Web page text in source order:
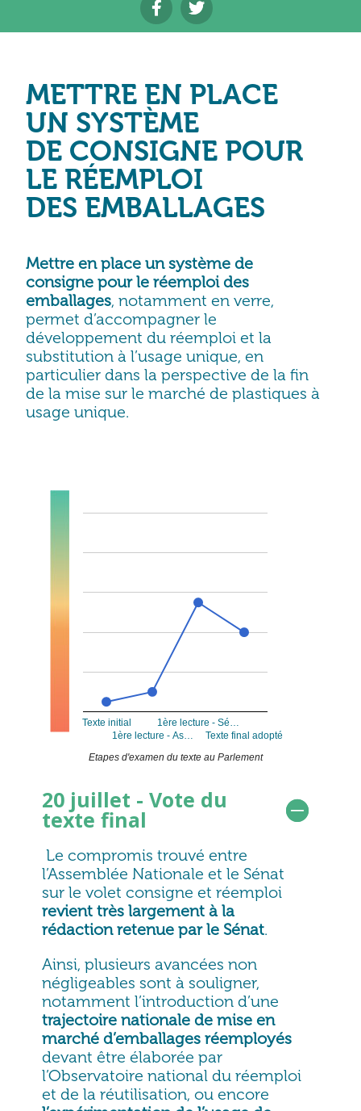
METTRE EN PLACE
UN SYSTÈME
DE CONSIGNE POUR
LE RÉEMPLOI
DES EMBALLAGES
Mettre en place un système de
consigne pour le réemploi des
emballages, notamment en verre,
permet d’accompagner le
développement du réemploi et la
substitution à l’usage unique, en
particulier dans la perspective de la fin
de la mise sur le marché de plastiques à
usage unique.
Texte initial
1ère lecture - As…
1ère lecture - Sé…
Texte final adopté
Etapes d'examen du texte au Parlement
Ambition de la mesure
20 juillet - Vote du
texte final
Le compromis trouvé entre
l’Assemblée Nationale et le Sénat
sur le volet consigne et réemploi
revient très largement à la
rédaction retenue par le Sénat.
Ainsi, plusieurs avancées non
négligeables sont à souligner,
notamment l’introduction d’une
trajectoire nationale de mise en
marché d’emballages réemployés
devant être élaborée par
l’Observatoire national du réemploi
et de la réutilisation, ou encore